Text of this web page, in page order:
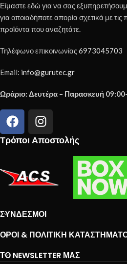
Είμαστε εδώ για να σας
για οποιαδήποτε απορία σχετικά με
προϊόντα που αναζητάτε.
Τηλέφωνο επικοινωνίας6973045703
Email: info@gurutec.gr
Ωράριο: Δευτέρα – Παρασκευή
Τρόποι Αποστολής
ΣΎΝΔΕΣΜΟΙ
ΌΡΟΙ & ΠΟΛΙΤΙΚΉ
ΤΟ NEWSLETTER ΜΑΣ